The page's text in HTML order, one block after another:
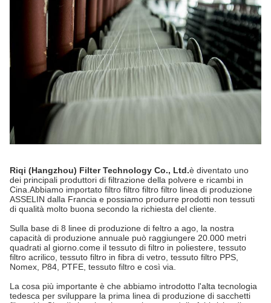
Riqi (Hangzhou) Filter Technology Co., Ltd.è diventato uno
dei principali produttori di filtrazione della polvere e ricambi in
Cina.Abbiamo importato filtro filtro filtro filtro linea di produzione
ASSELIN dalla Francia e possiamo produrre prodotti non tessuti
di qualità molto buona secondo la richiesta del cliente.
Sulla base di 8 linee di produzione di feltro a ago, la nostra
capacità di produzione annuale può raggiungere 20.000 metri
quadrati al giorno.come il tessuto di filtro in poliestere, tessuto
filtro acrilico, tessuto filtro in fibra di vetro, tessuto filtro PPS,
Nomex, P84, PTFE, tessuto filtro e così via.
La cosa più importante è che abbiamo introdotto l'alta tecnologia
tedesca per sviluppare la prima linea di produzione di sacchetti